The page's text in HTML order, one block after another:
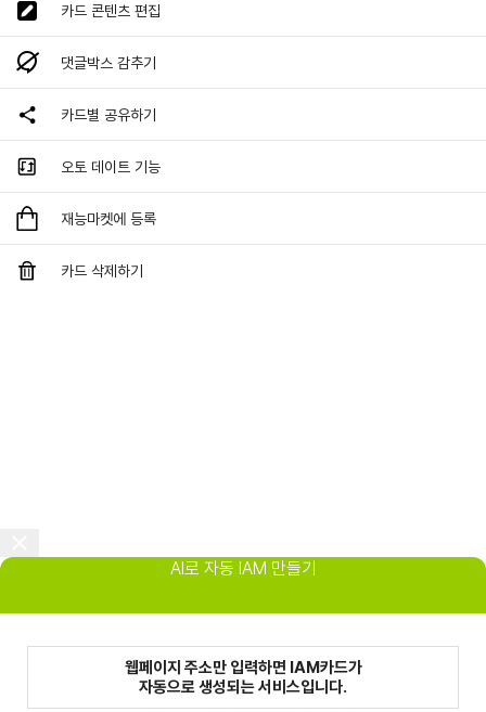
카드 콘텐츠 편집
댓글박스 감추기
카드별 공유하기
오토 데이트 기능
재능마켓에 등록
카드 삭제하기
AI로 자동 IAM 만들기
웹페이지 주소만 입력하면 IAM카드가
자동으로 생성되는 서비스입니다.